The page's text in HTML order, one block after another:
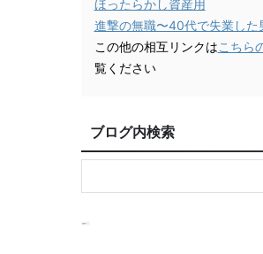
ほったらかし資産用
進撃の無職〜40代で失業した
この他の相互リンクはこちら
覧ください
ブログ内検索